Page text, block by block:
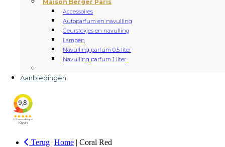
Maison Berger Paris
Accessoires
Autoparfum en navulling
Geurstokjes en navulling
Lampen
Navulling parfum 0.5 liter
Navulling parfum 1 liter
Aanbiedingen
Terug Home | Coral Red